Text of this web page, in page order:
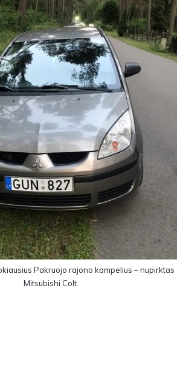
Pakruojo rajono kampelius – nupirktas
Mitsubishi Colt.